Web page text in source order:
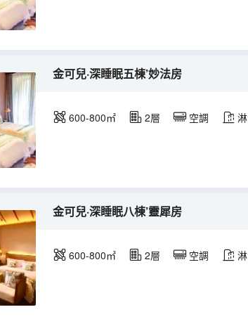
金可兒·深睡眠五棟’妙法房
600-800㎡ 2層 空調
金可兒·深睡眠八棟’靈犀房
600-800㎡ 2層 空調